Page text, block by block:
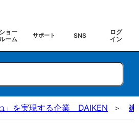
ショー
ーム
サポート SNS
ログ
イン
」を実現する企業 DAIKEN 建